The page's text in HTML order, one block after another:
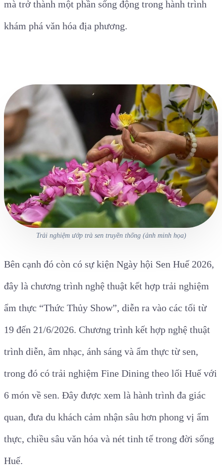
mà trở thành một phần sống động trong hành trình
khám phá văn hóa địa phương.
Trải nghiệm ướp trà sen truyền thống (ảnh minh họa)
Bên cạnh đó còn có sự kiện Ngày hội Sen Huế 2026,
đây là chương trình nghệ thuật kết hợp trải nghiệm
ẩm thực “Thức Thủy Show”, diễn ra vào các tối từ
19 đến 21/6/2026. Chương trình kết hợp nghệ thuật
trình diễn, âm nhạc, ánh sáng và ẩm thực từ sen,
trong đó có trải nghiệm Fine Dining theo lối Huế với
6 món về sen. Đây được xem là hành trình đa giác
quan, đưa du khách cảm nhận sâu hơn phong vị ẩm
thực, chiều sâu văn hóa và nét tinh tế trong đời sống
Huế.